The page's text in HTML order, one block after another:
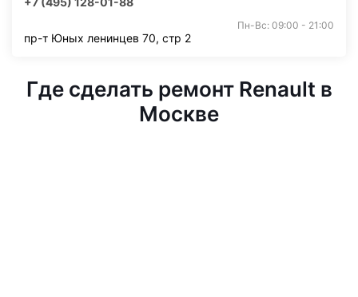
Пн-Вс: 09:00 - 21:00
пр-т Юных ленинцев 70, стр 2
Где сделать ремонт Renault в
Москве